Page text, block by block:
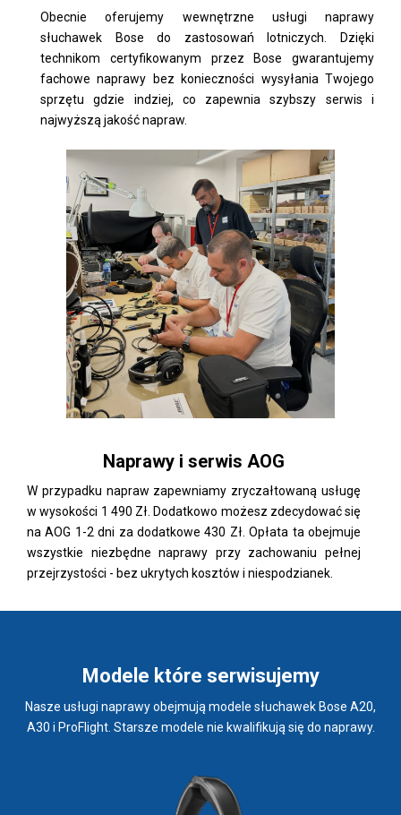
Obecnie oferujemy wewnętrzne usługi naprawy
słuchawek Bose do zastosowań lotniczych. Dzięki
technikom certyfikowanym przez Bose gwarantujemy
fachowe naprawy bez konieczności wysyłania Twojego
sprzętu gdzie indziej, co zapewnia szybszy serwis i
najwyższą jakość napraw.
Naprawy i serwis AOG
W przypadku napraw zapewniamy zryczałtowaną usługę
w wysokości 1 490 Zł. Dodatkowo możesz zdecydować się
na AOG 1-2 dni za dodatkowe 430 Zł. Opłata ta obejmuje
wszystkie niezbędne naprawy przy zachowaniu pełnej
przejrzystości - bez ukrytych kosztów i niespodzianek.
Modele które serwisujemy
Nasze usługi naprawy obejmują modele słuchawek Bose A20,
A30 i ProFlight. Starsze modele nie kwalifikują się do naprawy.